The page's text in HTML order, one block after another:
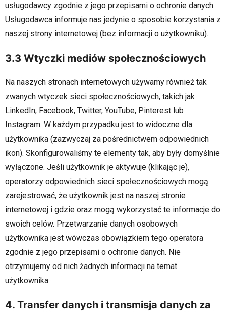
usługodawcy zgodnie z jego przepisami o ochronie danych.
Usługodawca informuje nas jedynie o sposobie korzystania z
naszej strony internetowej (bez informacji o użytkowniku).
3.3 Wtyczki mediów społecznościowych
Na naszych stronach internetowych używamy również tak
zwanych wtyczek sieci społecznościowych, takich jak
LinkedIn, Facebook, Twitter, YouTube, Pinterest lub
Instagram. W każdym przypadku jest to widoczne dla
użytkownika (zazwyczaj za pośrednictwem odpowiednich
ikon). Skonfigurowaliśmy te elementy tak, aby były domyślnie
wyłączone. Jeśli użytkownik je aktywuje (klikając je),
operatorzy odpowiednich sieci społecznościowych mogą
zarejestrować, że użytkownik jest na naszej stronie
internetowej i gdzie oraz mogą wykorzystać te informacje do
swoich celów. Przetwarzanie danych osobowych
użytkownika jest wówczas obowiązkiem tego operatora
zgodnie z jego przepisami o ochronie danych. Nie
otrzymujemy od nich żadnych informacji na temat
użytkownika.
4. Transfer danych i transmisja danych za